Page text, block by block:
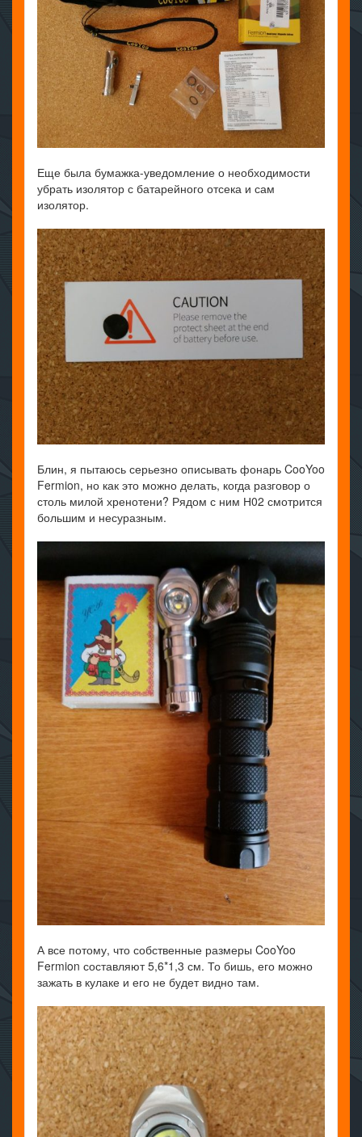
Еще была бумажка-уведомление о необходимости
убрать изолятор с батарейного отсека и сам
изолятор.
Блин, я пытаюсь серьезно описывать фонарь CooYoo
Fermion, но как это можно делать, когда разговор о
столь милой хренотени? Рядом с ним Н02 смотрится
большим и несуразным.
А все потому, что собственные размеры CooYoo
Fermion составляют 5,6*1,3 см. То бишь, его можно
зажать в кулаке и его не будет видно там.